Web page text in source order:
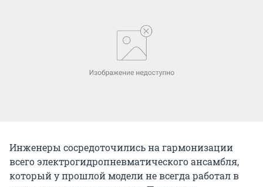
Инженеры сосредоточились на гармонизации
всего электрогидропневматического ансамбля,
который у прошлой модели не всегда работал в